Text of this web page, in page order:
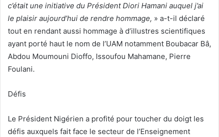
c’était une initiative du Président Diori Hamani auquel j’ai
le plaisir aujourd’hui de rendre hommage, » a-t-il déclaré
tout en rendant aussi hommage à d’illustres scientifiques
ayant porté haut le nom de l’UAM notamment Boubacar Bâ,
Abdou Moumouni Dioffo, Issoufou Mahamane, Pierre
Foulani.
Défis
Le Président Nigérien a profité pour toucher du doigt les
défis auxquels fait face le secteur de l’Enseignement